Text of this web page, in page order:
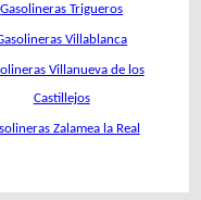
Gasolineras Trigueros
Villablanca
Villanueva de los
Castillejos
Zalamea la Real